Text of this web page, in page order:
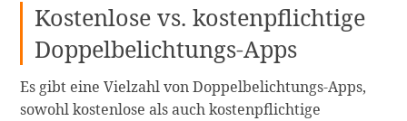
Kostenlose vs. kostenpflichtige
Doppelbelichtungs-Apps
Es gibt eine Vielzahl von Doppelbelichtungs-Apps,
sowohl kostenlose als auch kostenpflichtige